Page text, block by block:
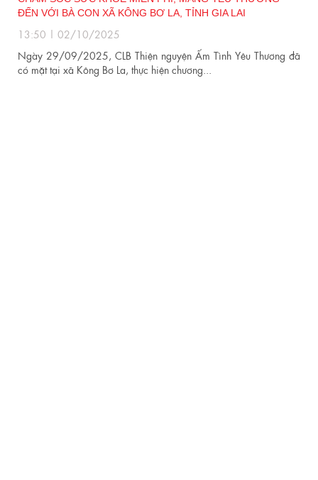
ĐẾN VỚI BÀ CON XÃ KÔNG BƠ LA, TỈNH GIA LAI
13:50 | 02/10/2025
Ngày 29/09/2025, CLB Thiện nguyện Ấm Tình Yêu Thương đã
có mặt tại xã Kông Bơ La, thực hiện chương...